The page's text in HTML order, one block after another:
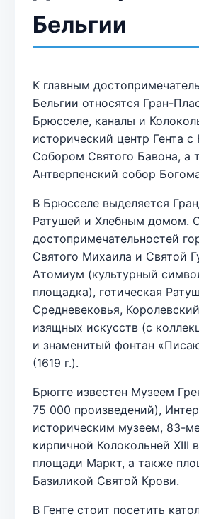
Бельгии
К главным
Бельгии относятся Гран-
Брюсселе, каналы и
исторический центр Гента с
Собором Святого Бавона, а
Антверпенский собор
В Брюсселе выделяется
Ратушей и Хлебным домом.
достопримечательностей
Святого Михаила и Святой
Атомиум (культурный
площадка), готическая
Средневековья,
изящных искусств (с
и знаменитый фонтан
(1619 г.).
Брюгге известен Музеем
75 000 произведений),
историческим музеем, 83-
кирпичной Колокольней XIII
площади Маркт, а также
Базиликой Святой Крови.
В Генте стоит посетить